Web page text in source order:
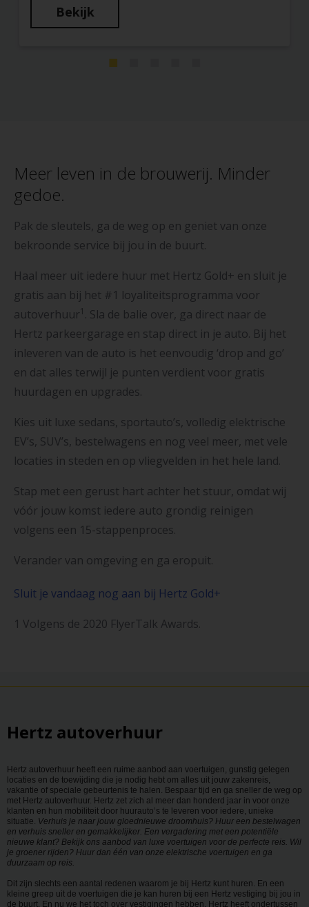
Bekijk
Meer leven in de brouwerij. Minder
gedoe.
Pak de sleutels, ga de weg op en geniet van onze
bekroonde service bij jou in de buurt.
Haal meer uit iedere huur met Hertz Gold+ en sluit je
gratis aan bij het #1 loyaliteitsprogramma voor
autoverhuur 1 . Sla de balie over, ga direct naar de
Hertz parkeergarage en stap direct in je auto. Bij het
inleveren van de auto is het eenvoudig ‘drop and go’
en dat alles terwijl je punten verdient voor gratis
huurdagen en upgrades.
Kies uit luxe sedans, sportauto’s, volledig elektrische
EV’s, SUV’s, bestelwagens en nog veel meer, met vele
locaties in steden en op vliegvelden in het hele land.
Stap met een gerust hart achter het stuur, omdat wij
vóór jouw komst iedere auto grondig reinigen
volgens een 15-stappenproces.
Verander van omgeving en ga eropuit.
Sluit je vandaag nog aan bij Hertz Gold+
1 Volgens de 2020 FlyerTalk Awards.
Hertz autoverhuur
Hertz autoverhuur heeft een ruime aanbod aan voertuigen, gunstig gelegen
locaties en de toewijding die je nodig hebt om alles uit jouw zakenreis,
vakantie of speciale gebeurtenis te halen. Bespaar tijd en ga sneller de weg op
met Hertz autoverhuur. Hertz zet zich al meer dan honderd jaar in voor onze
klanten en hun mobiliteit door huurauto’s te leveren voor iedere, unieke
situatie. Verhuis je naar jouw gloednieuwe droomhuis? Huur een bestelwagen
en verhuis sneller en gemakkelijker. Een vergadering met een potentiële
nieuwe klant? Bekijk ons aanbod van luxe voertuigen voor de perfecte reis. Wil
je groener rijden? Huur dan één van onze elektrische voertuigen en ga
duurzaam op reis.
Dit zijn slechts een aantal redenen waarom je bij Hertz kunt huren. En een
kleine greep uit de voertuigen die je kan huren bij een Hertz vestiging bij jou in
de buurt. En nu we het toch over vestigingen hebben, Hertz heeft ondertussen